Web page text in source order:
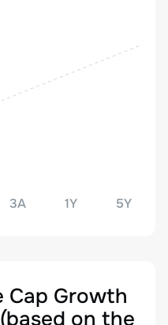
3A 1Y 5Y
Cap Growth
on the